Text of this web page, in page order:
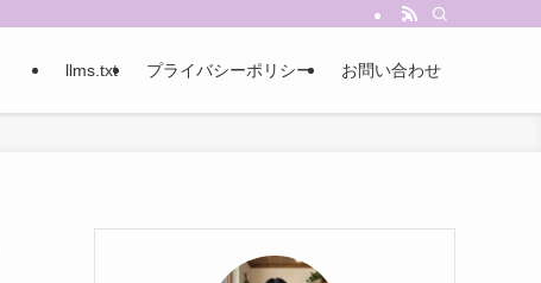
llms.txt プライバシーポリシー お問い合わせ